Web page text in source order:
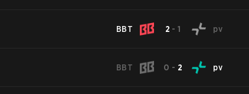
BBT 2 -1 pv
BBT 0 - 2 pv